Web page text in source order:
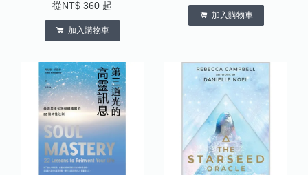
從 NT$ 360 起
加入購物車
加入購物車